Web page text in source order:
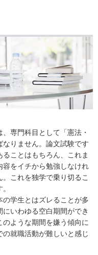
専門科目として「憲法・
りません。論文試験です
ことはもちろん、これま
容をイチから勉強しなけれ
これを独学で乗り切るこ
学生とはズレることが多
いわゆる空白期間ができ
ような期間を嫌う傾向に
就職活動が難しいと感じ